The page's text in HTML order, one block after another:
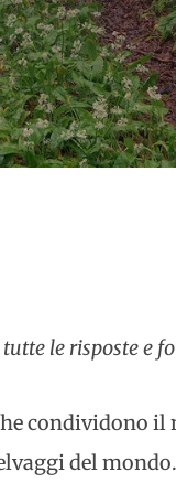
le risposte e
condividono il
del